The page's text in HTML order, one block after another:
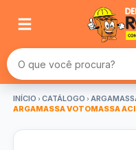
Buscar produtos
INÍCIO CATÁLOGO
ARGAMASSA VOTOMASSA